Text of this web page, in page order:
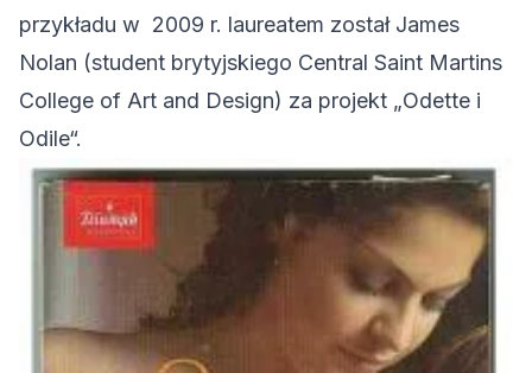
przykładu w 2009 r. laureatem został James
Nolan (student brytyjskiego Central Saint Martins
College of Art and Design) za projekt „Odette i
Odile“.